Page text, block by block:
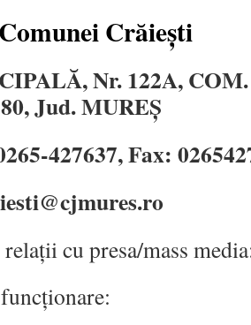
Crăiești
Nr. 122A,
Jud. MUREŞ
427637, Fax:
cu presa/mass